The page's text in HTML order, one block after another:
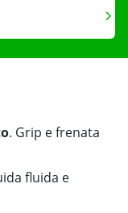
. Grip e frenata
fluida e